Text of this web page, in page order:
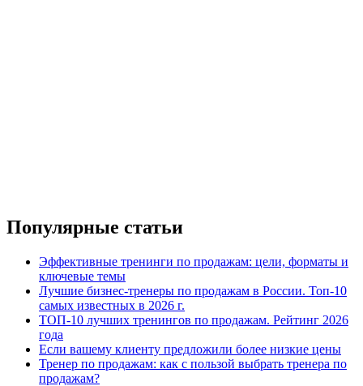
Популярные статьи
Эффективные тренинги по продажам: цели, форматы и
ключевые темы
Лучшие бизнес-тренеры по продажам в России. Топ-10
самых известных в 2026 г.
ТОП-10 лучших тренингов по продажам. Рейтинг 2026
года
Если вашему клиенту предложили более низкие цены
Тренер по продажам: как с пользой выбрать тренера по
продажам?